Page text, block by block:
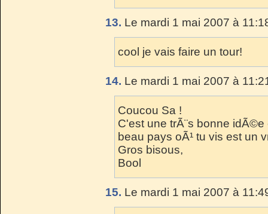
13. Le mardi 1 mai 2007 à
cool je vais faire un tour!
14. Le mardi 1 mai 2007 à
Coucou Sa !
C'est une trÃ¨s bonne
beau pays oÃ¹ tu vis est un
Gros bisous,
Bool
15. Le mardi 1 mai 2007 à